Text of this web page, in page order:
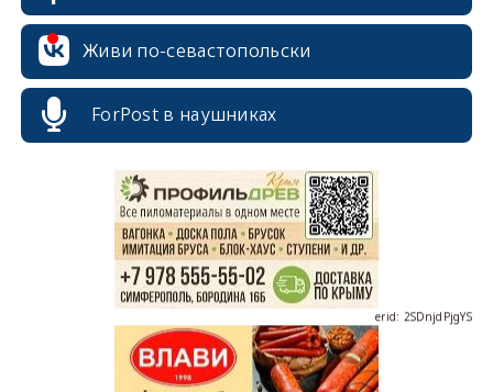
Живи по-севастопольски
ForPost в наушниках
erid: 2SDnjcrDNw6
erid: 2SDnjdPjgYS